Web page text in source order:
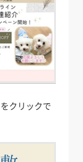
クリックで